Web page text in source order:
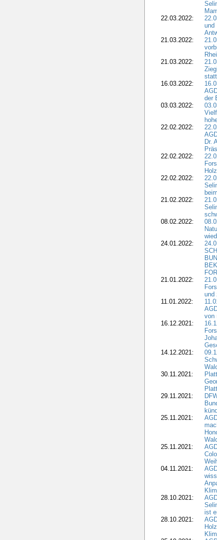
22.03.2022:
und
21.03.2022:
21.03.2022:
16.03.2022:
der
03.03.2022:
22.02.2022:
Dr.
22.02.2022:
22.02.2022:
21.02.2022:
08.02.2022:
24.01.2022:
21.01.2022:
und
11.01.2022:
von
16.12.2021:
14.12.2021:
30.11.2021:
29.11.2021:
25.11.2021:
25.11.2021:
04.11.2021:
28.10.2021:
ist
28.10.2021: